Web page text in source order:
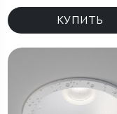
Hidden черный
КУПИТЬ